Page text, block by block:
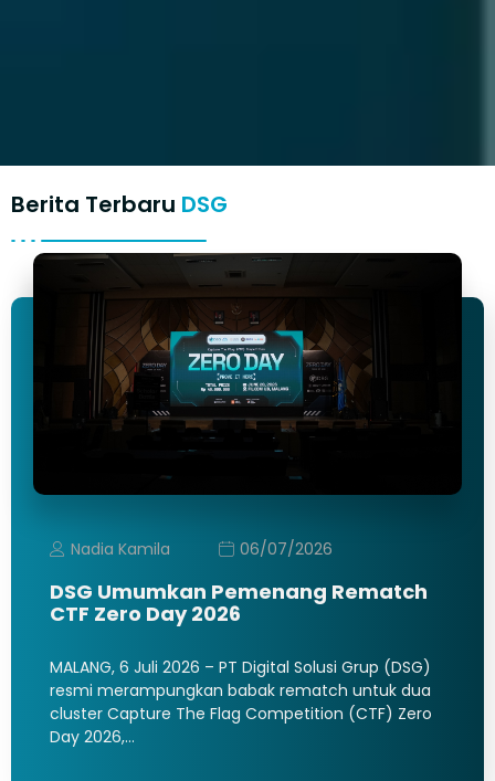
Berita Terbaru DSG
Nadia Kamila 06/07/2026
DSG Umumkan Pemenang Rematch
CTF Zero Day 2026
MALANG, 6 Juli 2026 – PT Digital Solusi Grup (DSG)
resmi merampungkan babak rematch untuk dua
cluster Capture The Flag Competition (CTF) Zero
Day 2026,…